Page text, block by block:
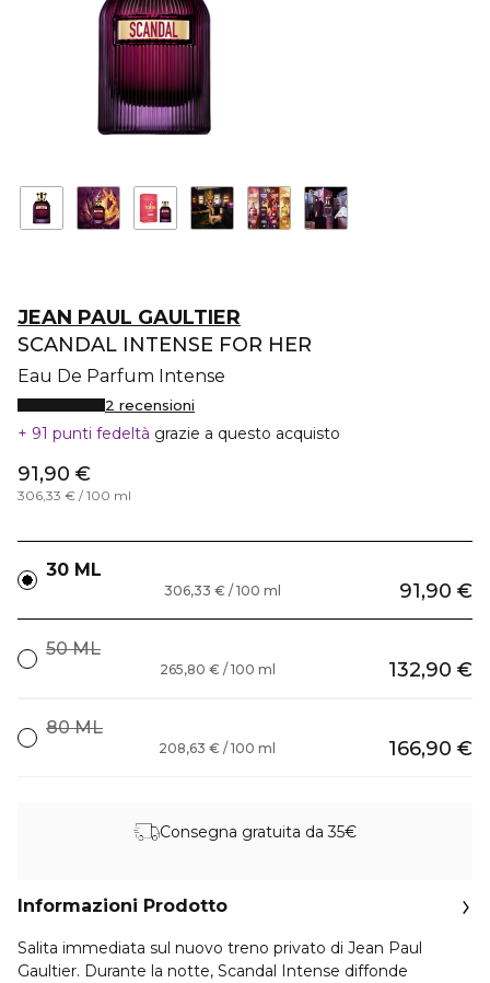
JEAN PAUL GAULTIER
SCANDAL INTENSE FOR HER
Eau De Parfum Intense
2 recensioni
91 punti fedeltà grazie a questo acquisto
91,90 €
306,33 € / 100 ml
30 ML
91,90 €
306,33 € / 100 ml
50 ML
132,90 €
265,80 € / 100 ml
80 ML
166,90 €
208,63 € / 100 ml
Consegna gratuita da 35€
Informazioni Prodotto
Salita immediata sul nuovo treno privato di Jean Paul
Gaultier. Durante la notte, Scandal Intense diffonde